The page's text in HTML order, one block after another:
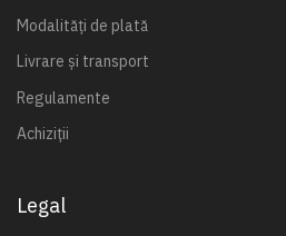
Modalități de plată
Livrare și transport
Regulamente
Achiziții
Legal